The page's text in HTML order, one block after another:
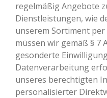
regelmäßig Angebote
Dienstleistungen, wie
unserem Sortiment
müssen wir gemäß § 7
gesonderte
Datenverarbeitung
unseres berechtigten
personalisierter